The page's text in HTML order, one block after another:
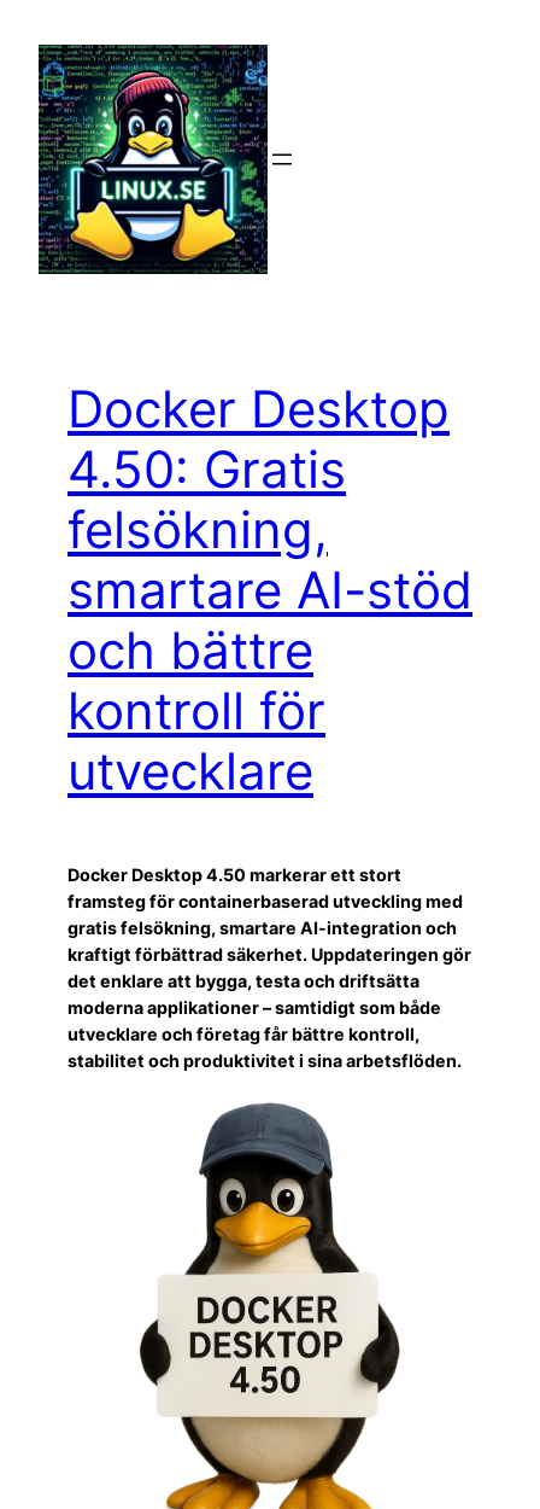
innehåll
Docker Desktop
4.50: Gratis
felsökning,
smartare AI-stöd
och bättre
kontroll för
utvecklare
Docker Desktop 4.50 markerar ett stort
framsteg för containerbaserad utveckling med
gratis felsökning, smartare AI-integration och
kraftigt förbättrad säkerhet. Uppdateringen gör
det enklare att bygga, testa och driftsätta
moderna applikationer – samtidigt som både
utvecklare och företag får bättre kontroll,
stabilitet och produktivitet i sina arbetsflöden.